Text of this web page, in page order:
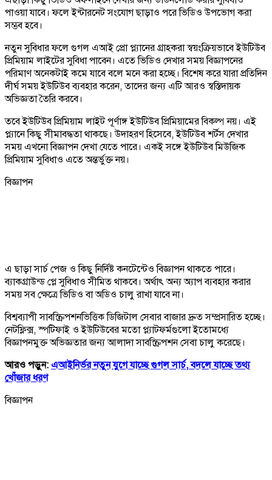
পাওয়া যাবে। ফলে ইন্টারনেট সংযোগ ছাড়াও পরে ভিডিও উপভোগ করা
সম্ভব হবে।
নতুন সুবিধার ফলে গুগল এআই প্রো প্ল্যানের গ্রাহকরা স্বয়ংক্রিয়ভাবে ইউটিউব
প্রিমিয়াম লাইটের সুবিধা পাবেন। এতে ভিডিও দেখার সময় বিজ্ঞাপনের
পরিমাণ অনেকটাই কমে যাবে বলে মনে করা হচ্ছে। বিশেষ করে যারা প্রতিদিন
দীর্ঘ সময় ইউটিউব ব্যবহার করেন, তাদের জন্য এটি আরও স্বস্তিদায়ক
অভিজ্ঞতা তৈরি করবে।
তবে ইউটিউব প্রিমিয়াম লাইট পূর্ণাঙ্গ ইউটিউব প্রিমিয়ামের বিকল্প নয়। এই
প্ল্যানে কিছু সীমাবদ্ধতা থাকছে। উদাহরণ হিসেবে, ইউটিউব শর্টস দেখার
সময় এখনো বিজ্ঞাপন দেখা যেতে পারে। একই সঙ্গে ইউটিউব মিউজিক
প্রিমিয়াম সুবিধাও এতে অন্তর্ভুক্ত নয়।
বিজ্ঞাপন
এ ছাড়া সার্চ পেজ ও কিছু নির্দিষ্ট কনটেন্টেও বিজ্ঞাপন থাকতে পারে।
ব্যাকগ্রাউন্ড প্লে সুবিধাও সীমিত থাকবে। অর্থাৎ অন্য অ্যাপ ব্যবহার করার
সময় সব ক্ষেত্রে ভিডিও বা অডিও চালু রাখা যাবে না।
বিশ্বব্যাপী সাবস্ক্রিপশনভিত্তিক ডিজিটাল সেবার বাজার দ্রুত সম্প্রসারিত হচ্ছে।
নেটফ্লিক্স, স্পটিফাই ও ইউটিউবের মতো প্ল্যাটফর্মগুলো ইতোমধ্যে
বিজ্ঞাপনমুক্ত অভিজ্ঞতার জন্য আলাদা সাবস্ক্রিপশন সেবা চালু করেছে।
আরও পড়ুন: এআইনির্ভর নতুন যুগে যাচ্ছে গুগল সার্চ, বদলে যাচ্ছে তথ্য
খোঁজার ধরণ
বিজ্ঞাপন